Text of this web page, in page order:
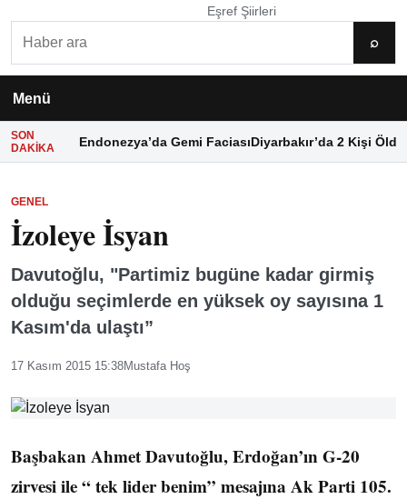
Eşref Şiirleri
⌕
Menü
SON
DAKIKA
Endonezya’da Gemi FaciasıDiyarbakır’da 2 Kişi Öldü
GENEL
İzoleye İsyan
Davutoğlu, "Partimiz bugüne kadar girmiş
olduğu seçimlerde en yüksek oy sayısına 1
Kasım'da ulaştı”
17 Kasım 2015 15:38Mustafa Hoş
Başbakan Ahmet Davutoğlu, Erdoğan’ın G-20
zirvesi ile “ tek lider benim” mesajına Ak Parti 105.